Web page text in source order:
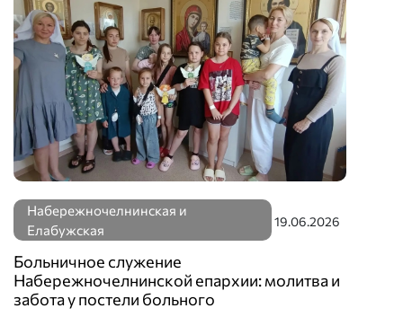
Набережночелнинская и
Елабужская
19.06.2026
Больничное служение
Набережночелнинской епархии: молитва и
забота у постели больного